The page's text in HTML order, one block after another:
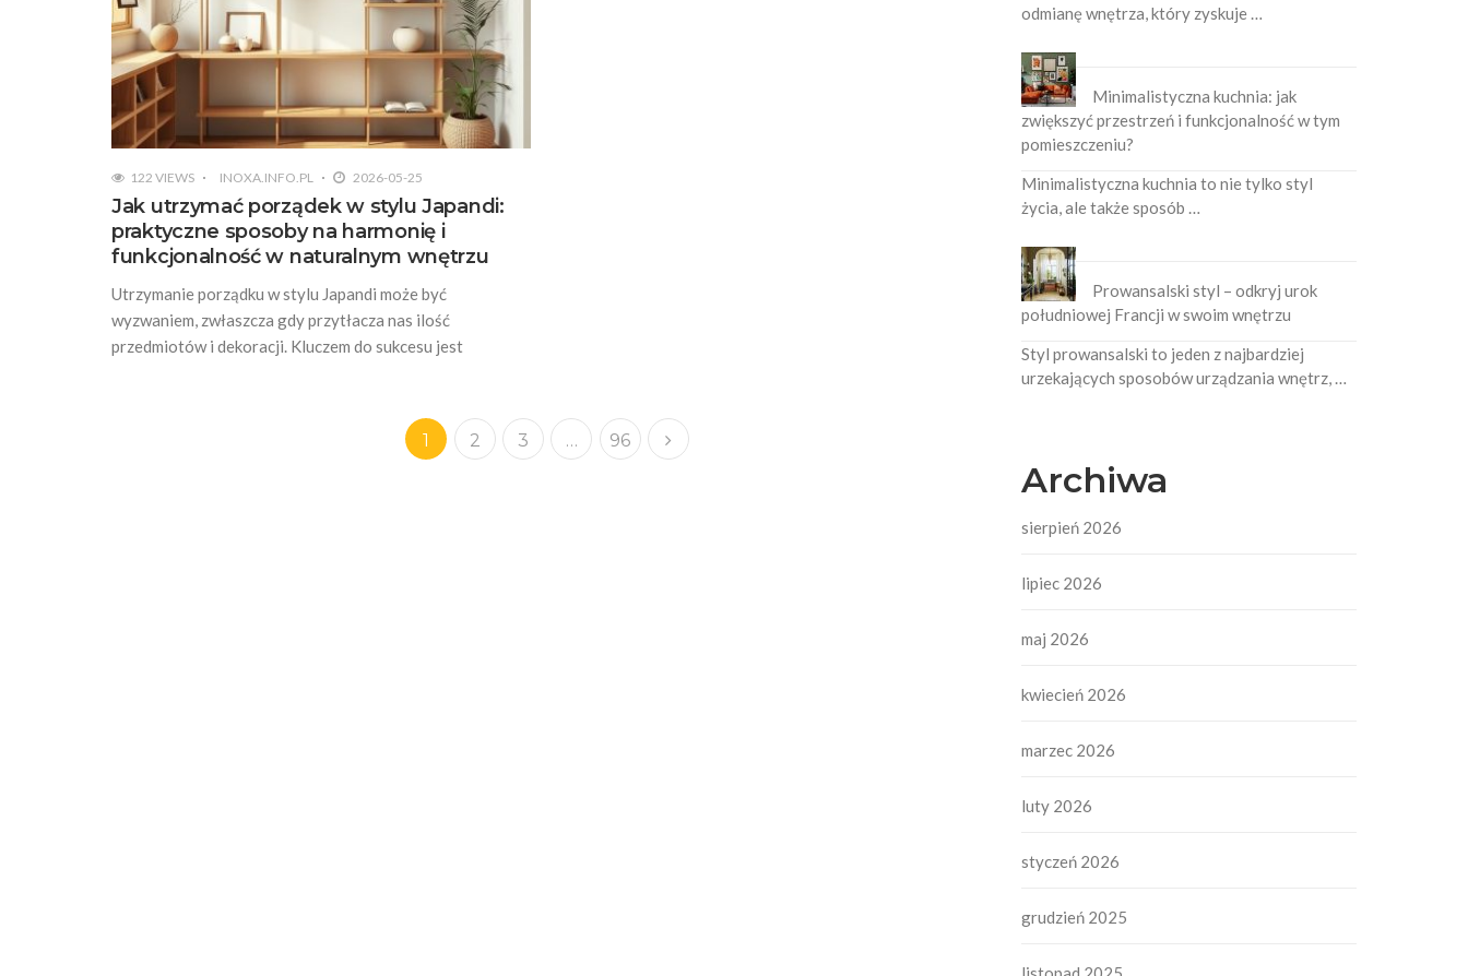
122 VIEWS INOXA.INFO.PL 2026-05-25
Jak utrzymać porządek w stylu Japandi:
praktyczne sposoby na harmonię i
funkcjonalność w naturalnym wnętrzu
Utrzymanie porządku w stylu Japandi może być
wyzwaniem, zwłaszcza gdy przytłacza nas ilość
przedmiotów i dekoracji. Kluczem do sukcesu jest
1 2 3 … 96
odmianę wnętrza, który zyskuje …
Minimalistyczna kuchnia: jak
zwiększyć przestrzeń i funkcjonalność w tym
pomieszczeniu?
Minimalistyczna kuchnia to nie tylko styl
życia, ale także sposób …
Prowansalski styl – odkryj urok
południowej Francji w swoim wnętrzu
Styl prowansalski to jeden z najbardziej
urzekających sposobów urządzania wnętrz, …
Archiwa
sierpień 2026
lipiec 2026
maj 2026
kwiecień 2026
marzec 2026
luty 2026
styczeń 2026
grudzień 2025